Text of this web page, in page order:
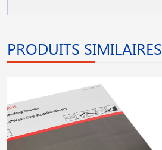
PRODUITS SIMILAIRES